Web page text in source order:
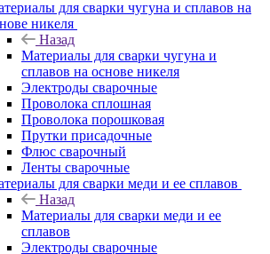
для сварки чугуна и сплавов на
никеля
Назад
Материалы для сварки чугуна и
сплавов на основе никеля
Электроды сварочные
Проволока сплошная
Проволока порошковая
Прутки присадочные
Флюс сварочный
Ленты сварочные
для сварки меди и ее сплавов
Назад
Материалы для сварки меди и ее
сплавов
Электроды сварочные